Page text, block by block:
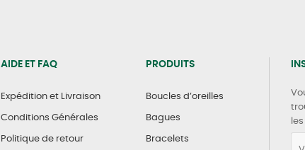
AIDE ET FAQ
Expédition et Livraison
Conditions Générales
Politique de retour
PRODUITS
Boucles d’oreilles
Bagues
Bracelets